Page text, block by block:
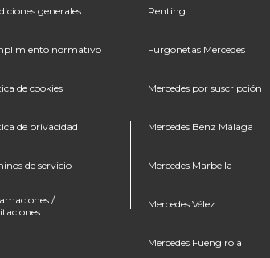
generales
normativo
de cookies
de privacidad
de servicio
/
Renting
Furgonetas Mercedes
Mercedes por suscripción
Mercedes Benz Málaga
Mercedes Marbella
Mercedes Vélez
Mercedes Fuengirola